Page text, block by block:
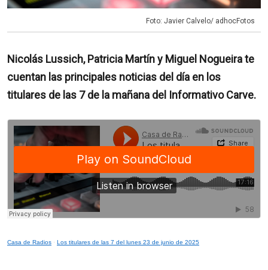
Foto: Javier Calvelo/ adhocFotos
Nicolás Lussich, Patricia Martín y Miguel Nogueira te
cuentan las principales noticias del día en los
titulares de las 7 de la mañana del Informativo Carve.
Casa de Radios · Los titulares de las 7 del lunes 23 de junio de 2025